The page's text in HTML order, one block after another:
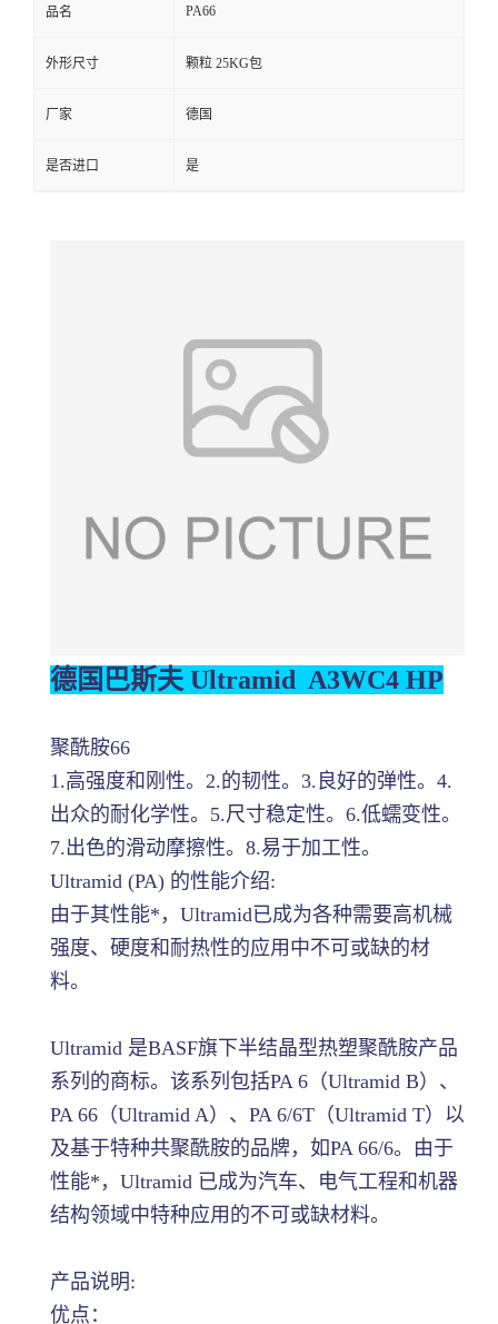
品名 PA66
外形尺寸 颗粒 25KG包
厂家 德国
是否进口 是
德国巴斯夫 Ultramid A3WC4 HP
聚酰胺66
1.高强度和刚性。2.的韧性。3.良好的弹性。4.
出众的耐化学性。5.尺寸稳定性。6.低蠕变性。
7.出色的滑动摩擦性。8.易于加工性。
Ultramid (PA) 的性能介绍:
由于其性能*，Ultramid已成为各种需要高机械
强度、硬度和耐热性的应用中不可或缺的材
料。
Ultramid 是BASF旗下半结晶型热塑聚酰胺产品
系列的商标。该系列包括PA 6（Ultramid B）、
PA 66（Ultramid A）、PA 6/6T（Ultramid T）以
及基于特种共聚酰胺的品牌，如PA 66/6。由于
性能*，Ultramid 已成为汽车、电气工程和机器
结构领域中特种应用的不可或缺材料。
产品说明:
优点：